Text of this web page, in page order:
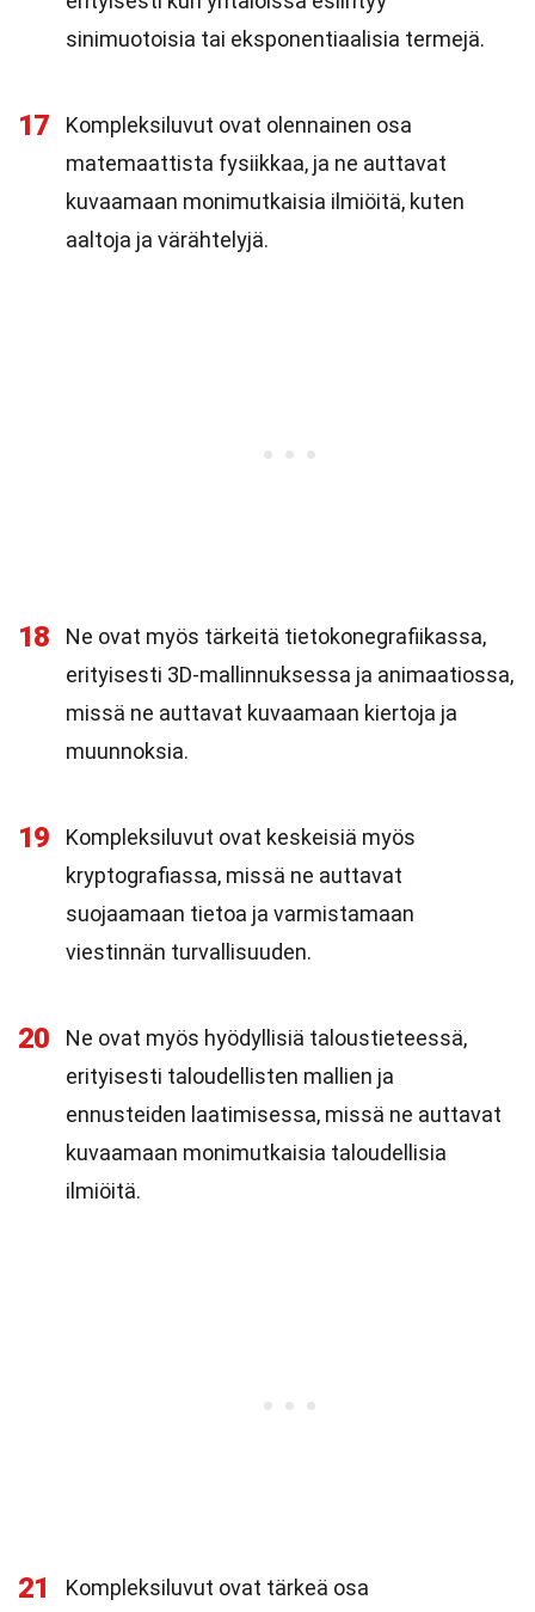
sinimuotoisia tai eksponentiaalisia termejä.
17
Kompleksiluvut ovat olennainen osa
matemaattista fysiikkaa, ja ne auttavat
kuvaamaan monimutkaisia ilmiöitä, kuten
aaltoja ja värähtelyjä.
18
Ne ovat myös tärkeitä tietokonegrafiikassa,
erityisesti 3D-mallinnuksessa ja animaatiossa,
missä ne auttavat kuvaamaan kiertoja ja
muunnoksia.
19
Kompleksiluvut ovat keskeisiä myös
kryptografiassa, missä ne auttavat
suojaamaan tietoa ja varmistamaan
viestinnän turvallisuuden.
20
Ne ovat myös hyödyllisiä taloustieteessä,
erityisesti taloudellisten mallien ja
ennusteiden laatimisessa, missä ne auttavat
kuvaamaan monimutkaisia taloudellisia
ilmiöitä.
21
Kompleksiluvut ovat tärkeä osa